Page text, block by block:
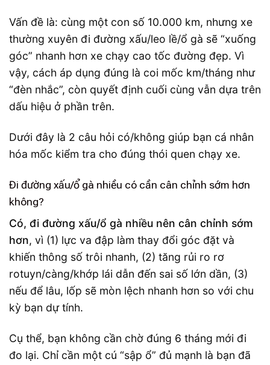
Vấn đề là: cùng một con số 10.000 km, nhưng xe
thường xuyên đi đường xấu/leo lề/ổ gà sẽ “xuống
góc” nhanh hơn xe chạy cao tốc đường đẹp. Vì
vậy, cách áp dụng đúng là coi mốc km/tháng như
“đèn nhắc”, còn quyết định cuối cùng vẫn dựa trên
dấu hiệu ở phần trên.
Dưới đây là 2 câu hỏi có/không giúp bạn cá nhân
hóa mốc kiểm tra cho đúng thói quen chạy xe.
Đi đường xấu/ổ gà nhiều có cần cân chỉnh sớm hơn
không?
Có, đi đường xấu/ổ gà nhiều nên cân chỉnh sớm
hơn, vì (1) lực va đập làm thay đổi góc đặt và
khiến thông số trôi nhanh, (2) tăng rủi ro rơ
rotuyn/càng/khớp lái dẫn đến sai số lớn dần, (3)
nếu để lâu, lốp sẽ mòn lệch nhanh hơn so với chu
kỳ bạn dự tính.
Cụ thể, bạn không cần chờ đúng 6 tháng mới đi
đo lại. Chỉ cần một cú “sập ổ” đủ mạnh là bạn đã